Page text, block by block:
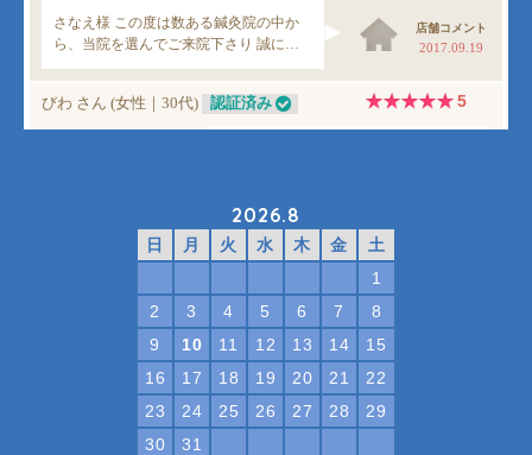
2026.8
日 月 火 水 木 金
土
1
2
3 4 5 6 7
8
9
10 11 12 13 14
15
16
17 18 19 20 21
22
23
24 25 26 27 28
29
30
31